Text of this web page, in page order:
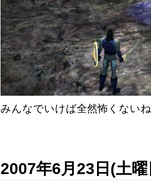
みんなでいけば全然怖くない
2007年6月23日(土